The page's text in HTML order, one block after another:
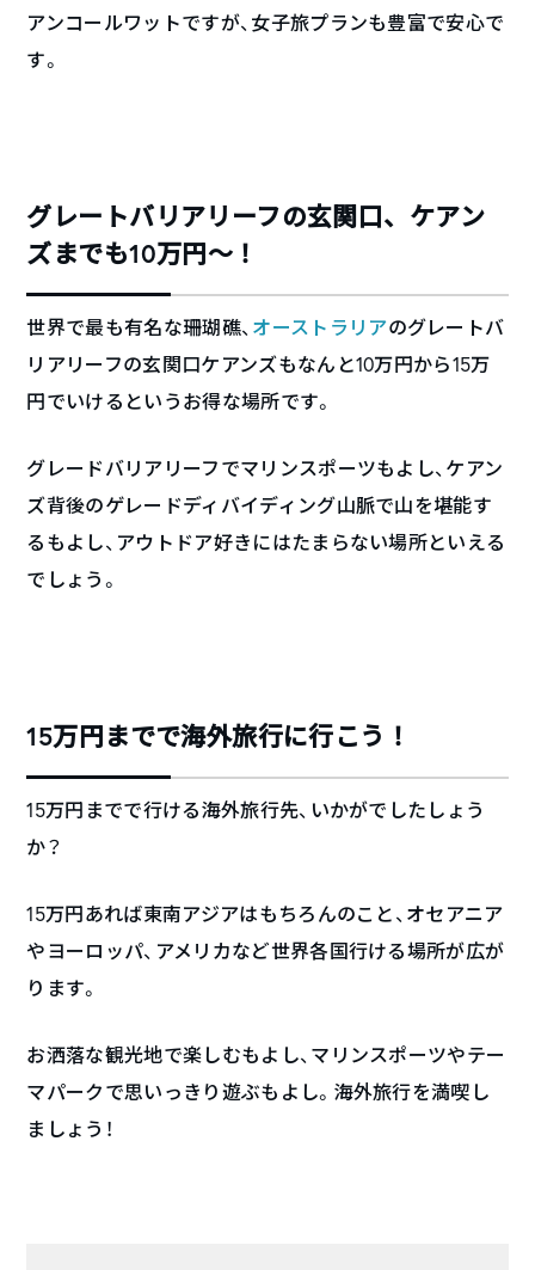
アンコールワットですが、女子旅プランも豊富で安心で
す。
グレートバリアリーフの玄関口、ケアン
ズまでも10万円〜！
世界で最も有名な珊瑚礁、 オーストラリアのグレートバ
リアリーフの玄関口ケアンズもなんと10万円から15万
円でいけるというお得な場所です。
グレードバリアリーフでマリンスポーツもよし、ケアン
ズ背後のゲレードディバイディング山脈で山を堪能す
るもよし、アウトドア好きにはたまらない場所といえる
でしょう。
15万円までで海外旅行に行こう！
15万円までで行ける海外旅行先、いかがでしたしょう
か？
15万円あれば東南アジアはもちろんのこと、オセアニア
やヨーロッパ、アメリカなど世界各国行ける場所が広が
ります。
お洒落な観光地で楽しむもよし、マリンスポーツやテー
マパークで思いっきり遊ぶもよし。海外旅行を満喫し
ましょう！